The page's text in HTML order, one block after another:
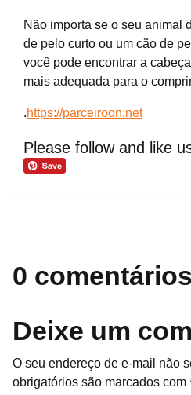
Não importa se o seu animal
de pelo curto ou um cão de
você pode encontrar a
mais adequada para o
.https://parceiroon.net
Please follow and like
0 comentários
Deixe um
O seu endereço de e-mail não
obrigatórios são marcados com